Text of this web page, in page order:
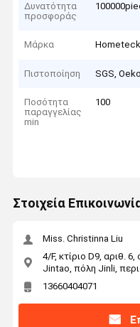
Δυνατότητα
προσφοράς
Μάρκα Hometeck
Πιστοποίηση SGS,
Ποσότητα
παραγγελίας
min
100
Στοιχεία
Miss. Christinna Liu
4/F, κτίριο D9, αριθ.
Jintao, πόλη Jinli,
13660404071